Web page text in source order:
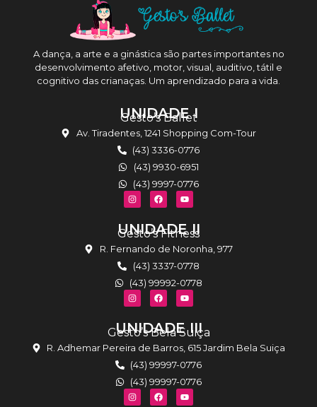
A dança, a arte e a ginástica são partes importantes no
desenvolvimento afetivo, motor, visual, auditivo, tátil e
cognitivo das crianaças. Um aprendizado para a vida.
UNIDADE I
Gesto’s Ballet
Av. Tiradentes, 1241 Shopping Com-Tour
(43) 3336-0776
(43) 9930-6951
(43) 9997-0776
UNIDADE II
Gesto’s Fitness
R. Fernando de Noronha, 977
(43) 3337-0778
(43) 99992-0778
UNIDADE III
Gesto’s Bela Suiça
R. Adhemar Pereira de Barros, 615 Jardim Bela Suiça
(43) 99997-0776
(43) 99997-0776